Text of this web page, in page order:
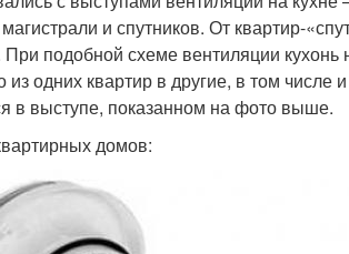
и спутников. От квартир-
подобной схеме вентиляции
из одних квартир в другие, в том
в выступе, показанном на фото выше.
домов: